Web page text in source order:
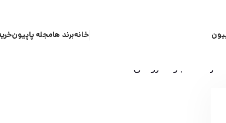
خانهبرند هامجله پاپیون